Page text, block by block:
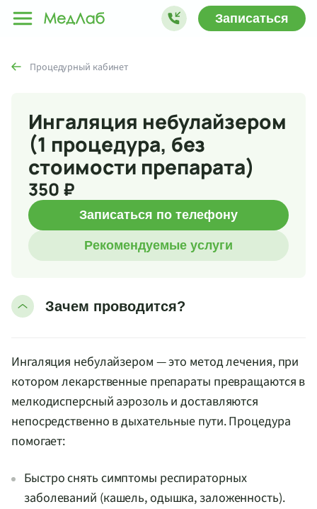
Записаться
Процедурный кабинет
Ингаляция небулайзером
(1 процедура, без
стоимости препарата)
350 ₽
Записаться по телефону
Рекомендуемые услуги
Зачем проводится?
Ингаляция небулайзером — это метод лечения, при
котором лекарственные препараты превращаются в
мелкодисперсный аэрозоль и доставляются
непосредственно в дыхательные пути. Процедура
помогает:
Быстро снять симптомы респираторных
заболеваний (кашель, одышка, заложенность).